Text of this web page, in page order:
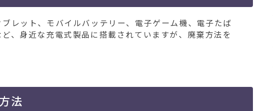
レット、モバイルバッテリー、電子ゲーム機、電子たば
、身近な充電式製品に搭載されていますが、廃棄方法を
法